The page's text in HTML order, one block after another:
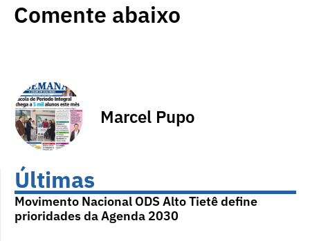
Comente abaixo
Marcel Pupo
Últimas
Movimento Nacional ODS Alto Tietê define
prioridades da Agenda 2030